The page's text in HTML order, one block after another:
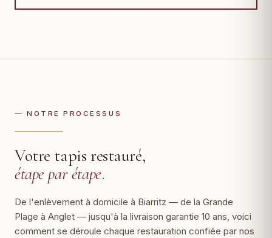
— NOTRE PROCESSUS
Votre tapis restauré,
étape par étape.
De l'enlèvement à domicile à Biarritz — de la Grande
Plage à Anglet — jusqu'à la livraison garantie 10 ans, voici
comment se déroule chaque restauration confiée par nos